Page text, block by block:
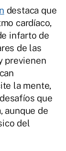
destaca que
cardíaco,
infarto de
de las
previenen
la mente,
que
aunque de
del